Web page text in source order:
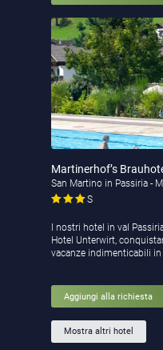
Martinerhof’s
San Martino in Passiria -
S
I nostri hotel in val
Hotel Unterwirt,
vacanze indimenticabili
Aggiungi alla richiesta
Mostra altri hotel